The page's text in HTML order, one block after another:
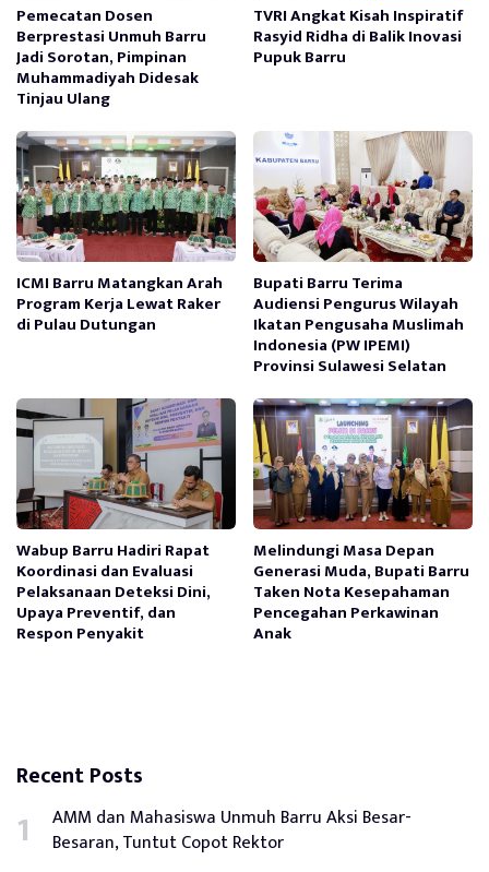
Pemecatan Dosen
Berprestasi Unmuh Barru
Jadi Sorotan, Pimpinan
Muhammadiyah Didesak
Tinjau Ulang
TVRI Angkat Kisah Inspiratif
Rasyid Ridha di Balik Inovasi
Pupuk Barru
ICMI Barru Matangkan Arah
Program Kerja Lewat Raker
di Pulau Dutungan
Bupati Barru Terima
Audiensi Pengurus Wilayah
Ikatan Pengusaha Muslimah
Indonesia (PW IPEMI)
Provinsi Sulawesi Selatan
Wabup Barru Hadiri Rapat
Koordinasi dan Evaluasi
Pelaksanaan Deteksi Dini,
Upaya Preventif, dan
Respon Penyakit
Melindungi Masa Depan
Generasi Muda, Bupati Barru
Taken Nota Kesepahaman
Pencegahan Perkawinan
Anak
Recent Posts
AMM dan Mahasiswa Unmuh Barru Aksi Besar-
Besaran, Tuntut Copot Rektor